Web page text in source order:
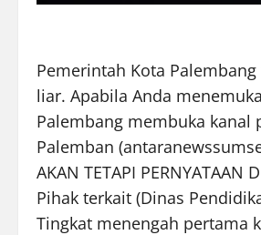
Pemerintah Kota
liar. Apabila Anda
Palembang membuka kanal
Palemban
AKAN TETAPI PERNYATAAN
Pihak terkait (Dinas
Tingkat menengah pertama